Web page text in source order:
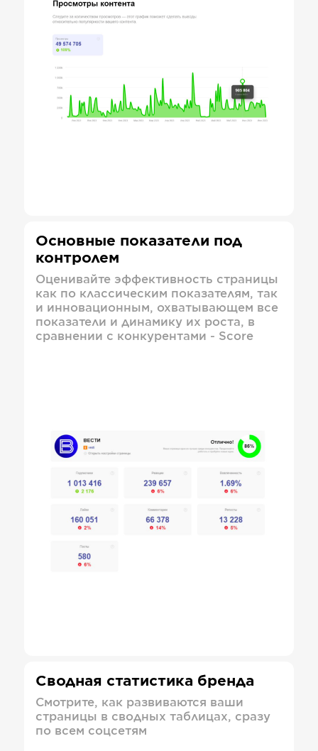
Основные показатели под
контролем
Оценивайте эффективность страницы
как по классическим показателям, так
и инновационным, охватывающем все
показатели и динамику их роста, в
сравнении с конкурентами - Score
Сводная статистика бренда
Смотрите, как развиваются ваши
страницы в сводных таблицах, сразу
по всем соцсетям